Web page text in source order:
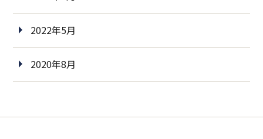
2022年5月
2020年8月